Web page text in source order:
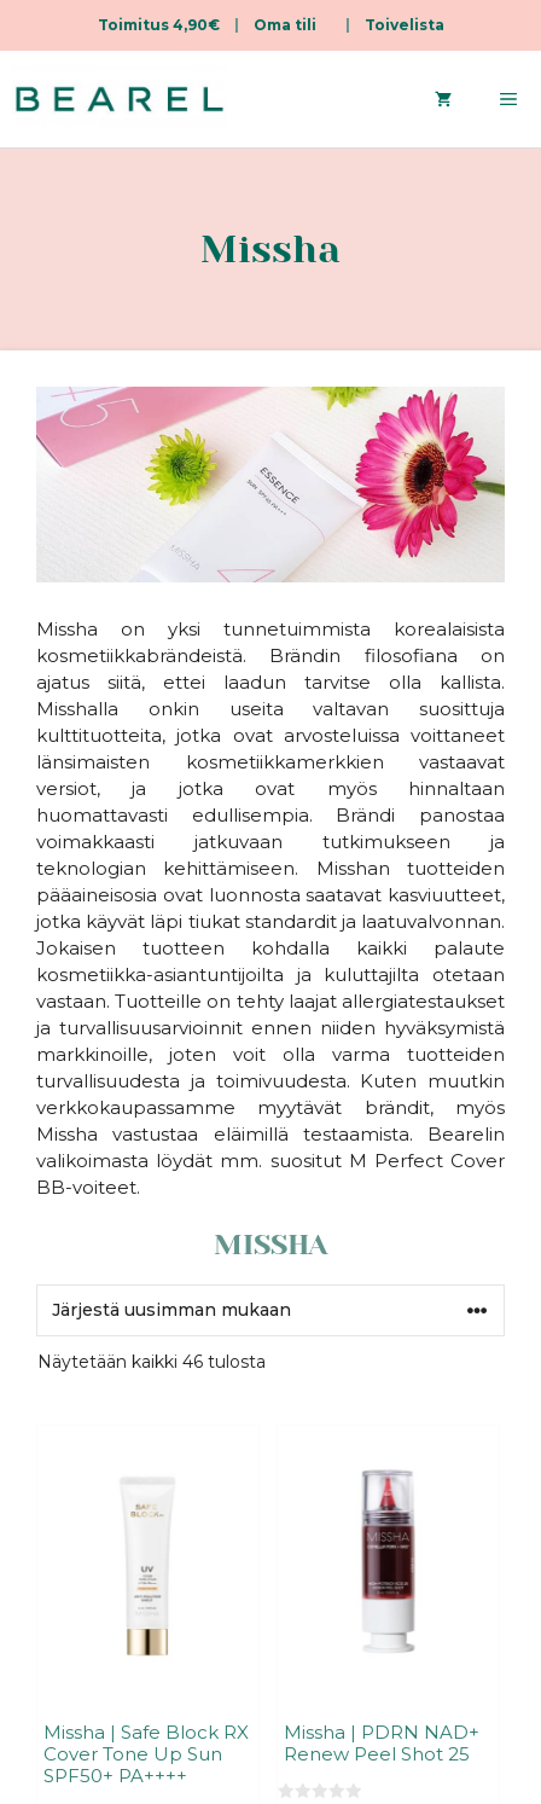
Toimitus 4,90€| Oma tili Toivelista
sisältöön
Missha
Missha on yksi tunnetuimmista korealaisista
kosmetiikkabrändeistä. Brändin filosofiana on
ajatus siitä, ettei laadun tarvitse olla kallista.
Misshalla onkin useita valtavan suosittuja
kulttituotteita, jotka ovat arvosteluissa voittaneet
länsimaisten kosmetiikkamerkkien vastaavat
versiot, ja jotka ovat myös hinnaltaan
huomattavasti edullisempia. Brändi panostaa
voimakkaasti jatkuvaan tutkimukseen ja
teknologian kehittämiseen. Misshan tuotteiden
pääaineisosia ovat luonnosta saatavat kasviuutteet,
jotka käyvät läpi tiukat standardit ja laatuvalvonnan.
Jokaisen tuotteen kohdalla kaikki palaute
kosmetiikka-asiantuntijoilta ja kuluttajilta otetaan
vastaan. Tuotteille on tehty laajat allergiatestaukset
ja turvallisuusarvioinnit ennen niiden hyväksymistä
markkinoille, joten voit olla varma tuotteiden
turvallisuudesta ja toimivuudesta. Kuten muutkin
verkkokaupassamme myytävät brändit, myös
Missha vastustaa eläimillä testaamista. Bearelin
valikoimasta löydät mm. suositut M Perfect Cover
BB-voiteet.
MISSHA
Näytetään kaikki 46 tulosta
Missha | Safe Block RX
Cover Tone Up Sun
SPF50+ PA++++
Missha | PDRN NAD+
Renew Peel Shot 25